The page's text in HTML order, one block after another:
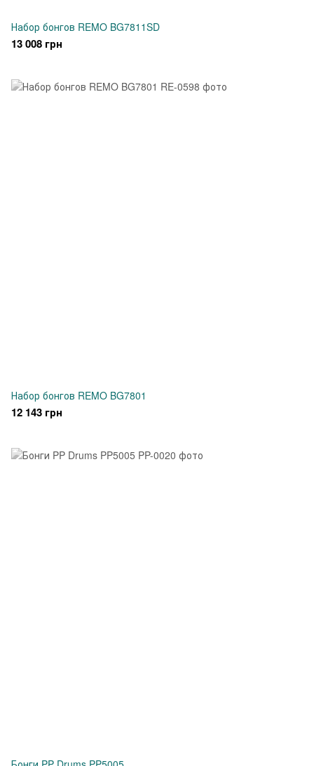
Набор бонгов REMO BG7811SD
13 008 грн
Набор бонгов REMO BG7801
12 143 грн